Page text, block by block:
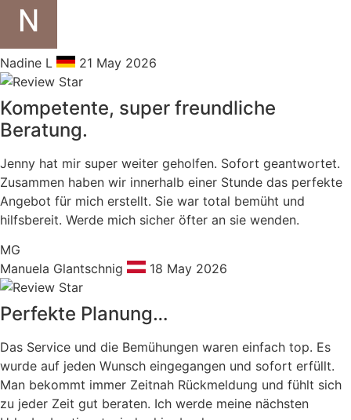
Nadine L 21 May 2026
Kompetente, super freundliche
Beratung.
Jenny hat mir super weiter geholfen. Sofort geantwortet.
Zusammen haben wir innerhalb einer Stunde das perfekte
Angebot für mich erstellt. Sie war total bemüht und
hilfsbereit. Werde mich sicher öfter an sie wenden.
MG
Manuela Glantschnig
18 May 2026
Perfekte Planung…
Das Service und die Bemühungen waren einfach top. Es
wurde auf jeden Wunsch eingegangen und sofort erfüllt.
Man bekommt immer Zeitnah Rückmeldung und fühlt sich
zu jeder Zeit gut beraten. Ich werde meine nächsten